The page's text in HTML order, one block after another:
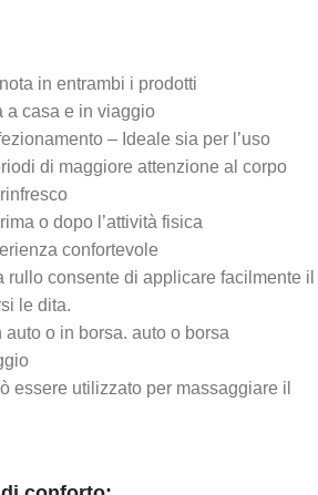
in entrambi i prodotti
a casa e in viaggio
– Ideale sia per l’uso
di maggiore attenzione al corpo
o dopo l’attività fisica
confortevole
rullo consente di applicare facilmente il
le dita.
o in borsa. auto o borsa
essere utilizzato per massaggiare il